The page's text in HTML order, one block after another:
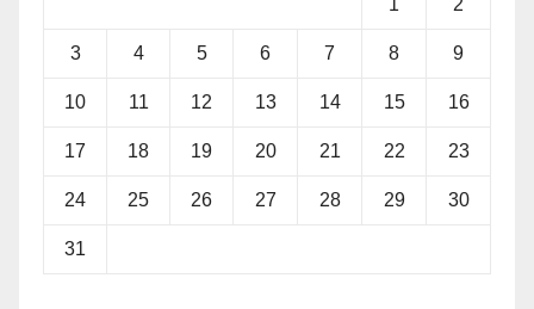
1 2
3 4 5 6 7 8 9
10 11 12 13 14 15 16
17 18 19 20 21 22 23
24 25 26 27 28 29 30
31